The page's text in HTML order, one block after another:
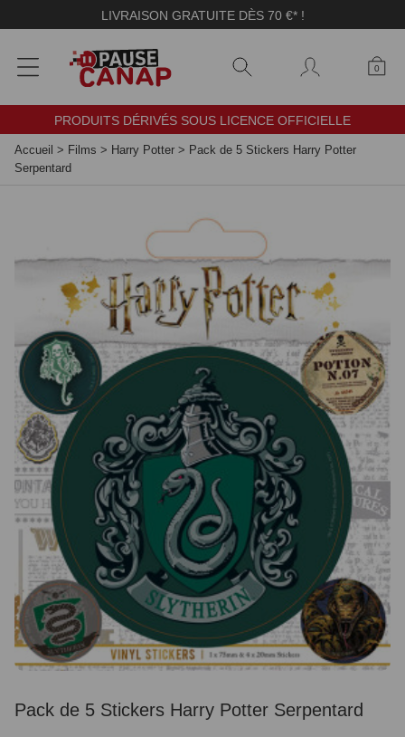
LIVRAISON GRATUITE DÈS 70 €* !
0
PRODUITS DÉRIVÉS SOUS LICENCE OFFICIELLE
Accueil > Films > Harry Potter > Pack de 5 Stickers Harry Potter
Serpentard
Pack de 5 Stickers Harry Potter Serpentard
Panneau de gestion des cookies